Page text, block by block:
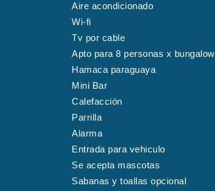
Aire acondicionado
Wi-fi
Tv por cable
Apto para 8 personas x bungalow
Hamaca paraguaya
Mini Bar
Calefacción
Parrilla
Alarma
Entrada para vehiculo
Se acepta mascotas
Sabanas y toallas opcional